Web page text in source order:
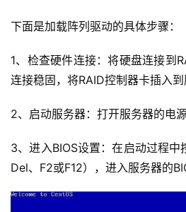
下面是加载阵列驱动的具体步骤：
1、检查硬件连接：将硬盘连接到
连接稳固，将RAID控制器卡插入到
2、启动服务器：打开服务器的电
3、进入BIOS设置：在启动过程
Del、F2或F12），进入服务器的